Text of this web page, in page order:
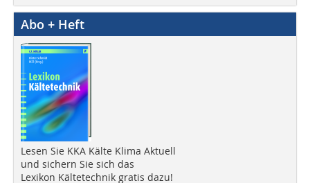
Abo + Heft
Lesen Sie KKA Kälte Klima Aktuell
und sichern Sie sich das
Lexikon Kältetechnik gratis dazu!